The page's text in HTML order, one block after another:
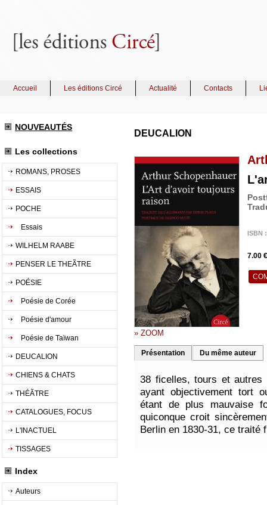
Accueil Les éditions Circé Actualité Contacts
NOUVEAUTÉS
Les collections
ROMANS, PROSES
ESSAIS
POCHE
Essais
WILHELM RAABE
PENSER LE THEÃTRE
POÉSIE
Poésie de Corée
Poésie d'amour
Poésie de Taïwan
DEUCALION
CHIENS & CHATS
THÉÃTRE
CATALOGUES, FOCUS
L'INACTUEL
TISSAGES
Index
Auteurs
DEUCALION
» ZOOM
ISBN
7.00 €
Présentation Du même auteur
38 ficelles, tours et
ayant objectivement tort
étant de plus mauvaise
quiconque croit
Berlin en 1830-31, ce traité